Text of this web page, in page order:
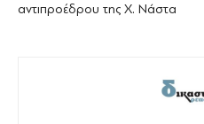
αντιπροέδρου της Χ. Νάστα